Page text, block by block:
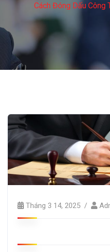
Cách Đóng Dấu Công
Tháng 3 14, 2025